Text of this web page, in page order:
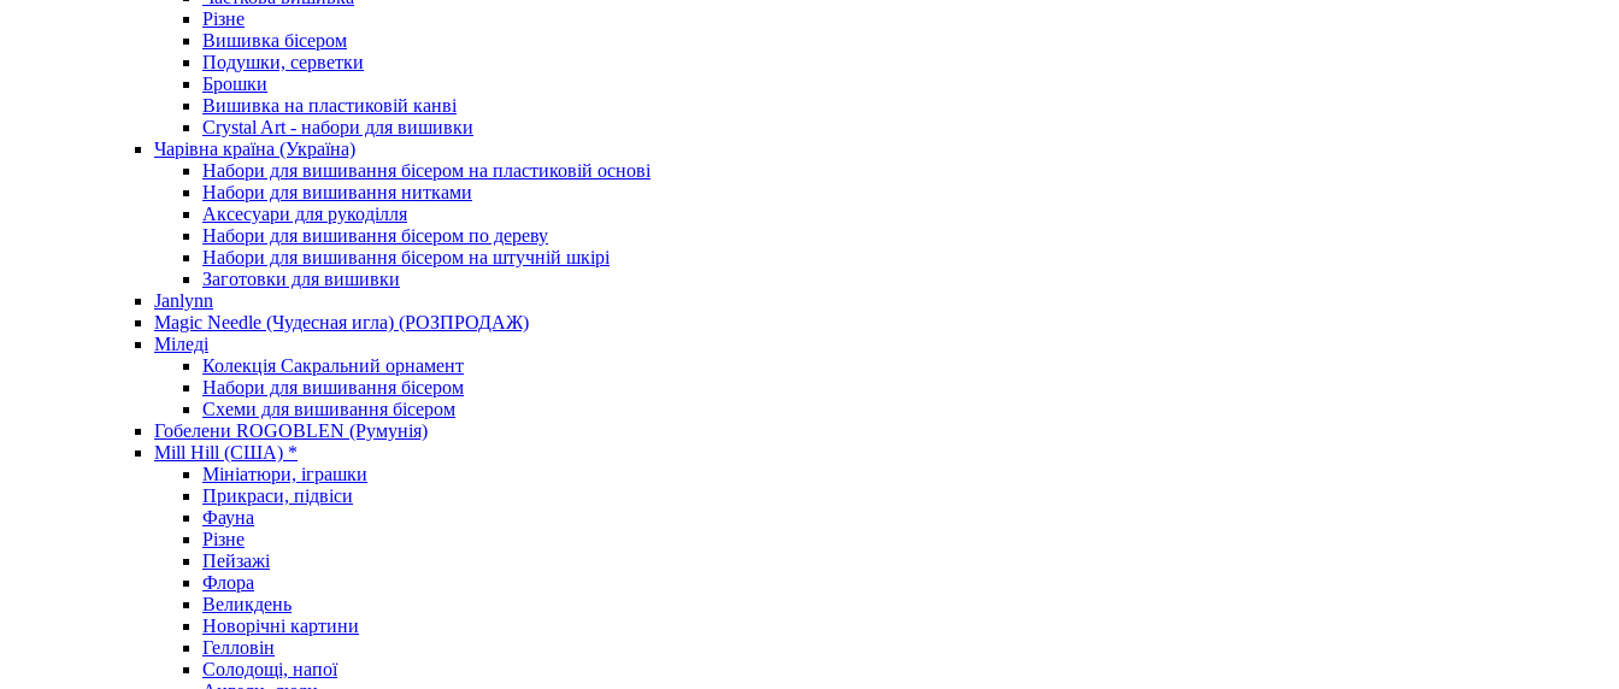
Різне
Вишивка бісером
Подушки, серветки
Брошки
Вишивка на пластиковій канві
Crystal Art - набори для вишивки
Чарівна країна (Україна)
Набори для вишивання бісером на пластиковій основі
Набори для вишивання нитками
Аксесуари для рукоділля
Набори для вишивання бісером по дереву
Набори для вишивання бісером на штучній шкірі
Заготовки для вишивки
Janlynn
Magic Needle (Чудесная игла) (РОЗПРОДАЖ)
Міледі
Колекція Сакральний орнамент
Набори для вишивання бісером
Схеми для вишивання бісером
Гобелени ROGOBLEN (Румунія)
Mill Hill (США) *
Мініатюри, іграшки
Прикраси, підвіси
Фауна
Різне
Пейзажі
Флора
Великдень
Новорічні картини
Гелловін
Солодощі, напої